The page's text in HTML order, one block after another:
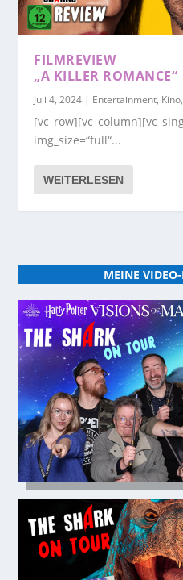
FILMREVIEW
„A KILLER ROMANCE“
Juli 4, 2024 | Entertainment,
img_size=“full“...
WEITERLESEN
MEINE